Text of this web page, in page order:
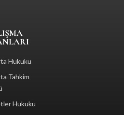
Hukuku
Tahkim
Hukuku